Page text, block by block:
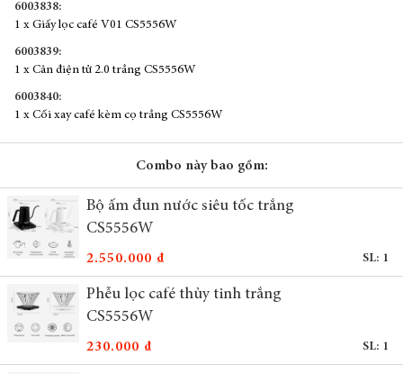
6003838:
1 x Giấy lọc café V01 CS5556W
6003839:
1 x Cân điện tử 2.0 trắng CS5556W
6003840:
1 x Cối xay café kèm cọ trắng CS5556W
Combo này bao gồm:
Bộ ấm đun nước siêu tốc trắng
CS5556W
2.550.000 ₫ SL: 1
Phễu lọc café thủy tinh trắng
CS5556W
230.000 ₫ SL: 1